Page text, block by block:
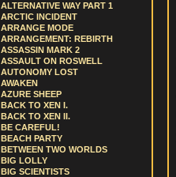
ALTERNATIVE WAY PART 1
ARCTIC INCIDENT
ARRANGE MODE
ARRANGEMENT: REBIRTH
ASSASSIN MARK 2
ASSAULT ON ROSWELL
AUTONOMY LOST
AWAKEN
AZURE SHEEP
BACK TO XEN I.
BACK TO XEN II.
BE CAREFUL!
BEACH PARTY
BETWEEN TWO WORLDS
BIG LOLLY
BIG SCIENTISTS